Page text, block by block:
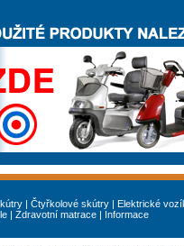
Čtyřkolové skútry Elektrické
Zdravotní matrace Informace